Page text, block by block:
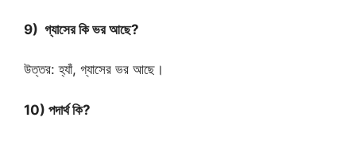
9) গ্যাসের কি ভর আছে?
উত্তর: হ্যাঁ, গ্যাসের ভর আছে।
10) পদার্থ কি?